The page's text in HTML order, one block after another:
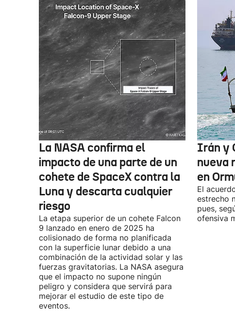
La NASA confirma el
impacto de una parte de un
cohete de SpaceX contra la
Luna y descarta cualquier
riesgo
La etapa superior de un cohete Falcon
9 lanzado en enero de 2025 ha
colisionado de forma no planificada
con la superficie lunar debido a una
combinación de la actividad solar y las
fuerzas gravitatorias. La NASA asegura
que el impacto no supone ningún
peligro y considera que servirá para
mejorar el estudio de este tipo de
eventos.
Irán y
nueva
en
El
estrecho
pues,
ofensiva